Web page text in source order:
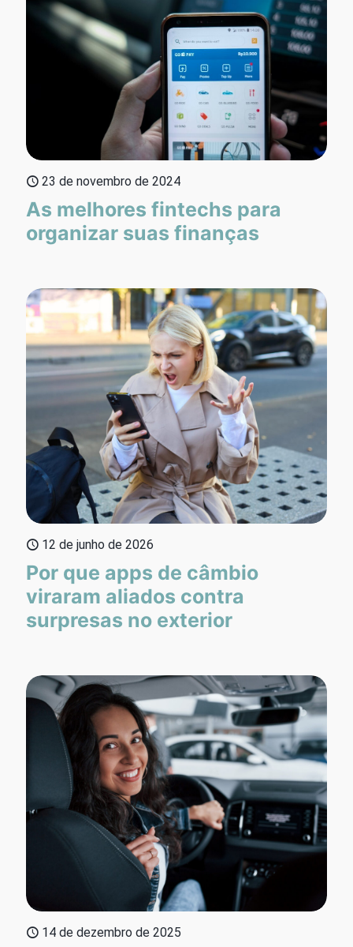
23 de novembro de 2024
As melhores fintechs para
organizar suas finanças
12 de junho de 2026
Por que apps de câmbio
viraram aliados contra
surpresas no exterior
14 de dezembro de 2025